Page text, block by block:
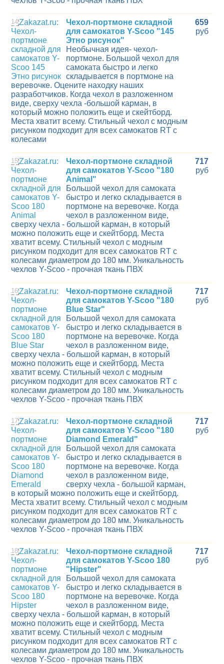
14
Чехол-портмоне складной
для самокатов Y-Scoo "145
Этно рисунок"
Необычная идея- чехол-
портмоне. Большой чехол для
самоката быстро и легко
складывается в портмоне на
веревочке. Оцените находку наших
разработчиков. Когда чехол в разложенном
виде, сверху чехла -большой карман, в
который можно положить еще и скейтборд.
Места хватит всему. Стильный чехол с модным
рисунком подходит для всех самокатов RT с
колесами
659
руб
15
Чехол-портмоне складной
для самокатов Y-Scoo "180
Animal"
Большой чехол для самоката
быстро и легко складывается в
портмоне на веревочке. Когда
чехол в разложенном виде,
сверху чехла - большой карман, в который
можно положить еще и скейтборд. Места
хватит всему. Стильный чехол с модным
рисунком подходит для всех самокатов RT с
колесами диаметром до 180 мм. Уникальность
чехлов Y-Scoo - прочная ткань ПВХ
717
руб
16
Чехол-портмоне складной
для самокатов Y-Scoo "180
Blue Star"
Большой чехол для самоката
быстро и легко складывается в
портмоне на веревочке. Когда
чехол в разложенном виде,
сверху чехла - большой карман, в который
можно положить еще и скейтборд. Места
хватит всему. Стильный чехол с модным
рисунком подходит для всех самокатов RT с
колесами диаметром до 180 мм. Уникальность
чехлов Y-Scoo - прочная ткань ПВХ
717
руб
17
Чехол-портмоне складной
для самокатов Y-Scoo "180
Diamond Emerald"
Большой чехол для самоката
быстро и легко складывается в
портмоне на веревочке. Когда
чехол в разложенном виде,
сверху чехла - большой карман,
в который можно положить еще и скейтборд.
Места хватит всему. Стильный чехол с модным
рисунком подходит для всех самокатов RT с
колесами диаметром до 180 мм. Уникальность
чехлов Y-Scoo - прочная ткань ПВХ
717
руб
18
Чехол-портмоне складной
для самокатов Y-Scoo 180
"Hipster"
Большой чехол для самоката
быстро и легко складывается в
портмоне на веревочке. Когда
чехол в разложенном виде,
сверху чехла - большой карман, в который
можно положить еще и скейтборд. Места
хватит всему. Стильный чехол с модным
рисунком подходит для всех самокатов RT с
колесами диаметром до 180 мм. Уникальность
чехлов Y-Scoo - прочная ткань ПВХ
717
руб